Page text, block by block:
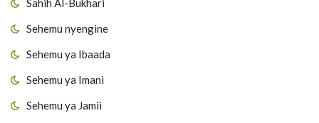
Sahih Al-Bukhari
Sehemu nyengine
Sehemu ya Ibaada
Sehemu ya Imani
Sehemu ya Jamii